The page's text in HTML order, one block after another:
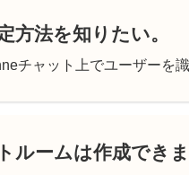
方法を知りたい。
チャット上でユーザーを
ルームは作成でき